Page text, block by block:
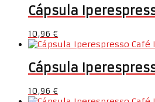
Cápsula
10,96€
Cápsula
10,96€